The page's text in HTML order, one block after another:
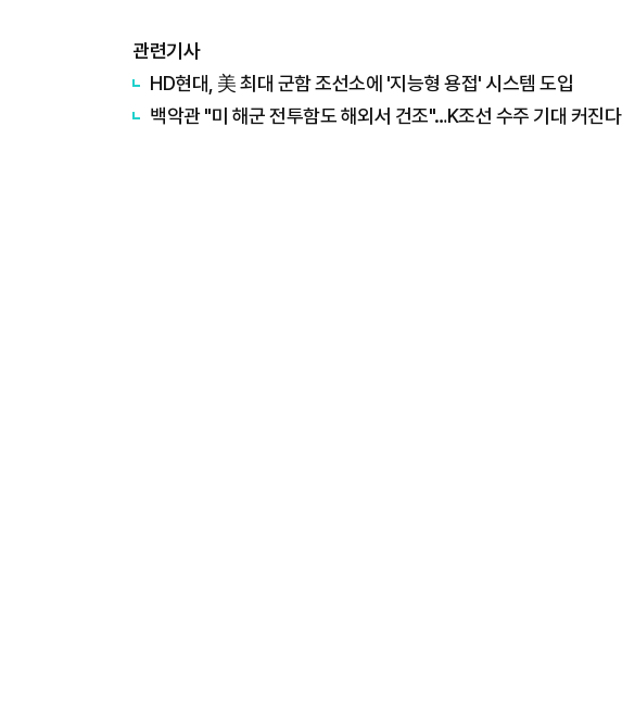
관련기사
HD현대, 美 최대 군함 조선소에 '지능형 용접' 시스템 도입
백악관 "미 해군 전투함도 해외서 건조"…K조선 수주 기대 커진다